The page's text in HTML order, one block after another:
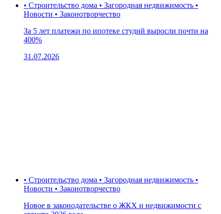
• Строительство дома • Загородная недвижимость •
Новости • Законотворчество
За 5 лет платежи по ипотеке студий выросли почти на
400%
31.07.2026
• Строительство дома • Загородная недвижимость •
Новости • Законотворчество
Новое в законодательстве о ЖКХ и недвижимости с